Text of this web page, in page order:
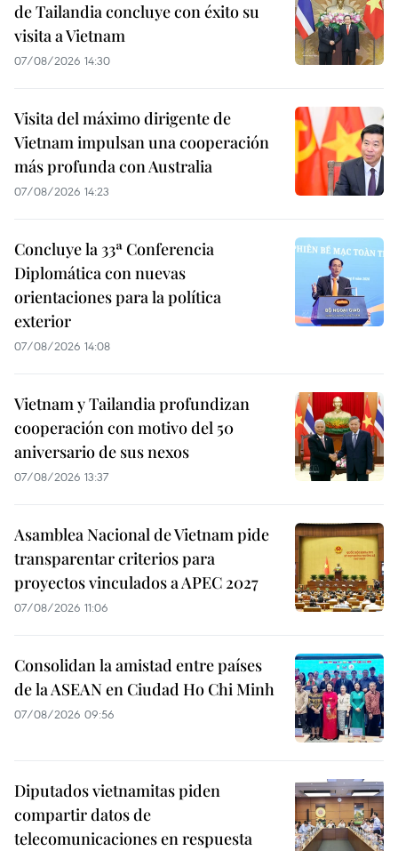
de Tailandia concluye con éxito su
visita a Vietnam
07/08/2026 14:30
Visita del máximo dirigente de
Vietnam impulsan una cooperación
más profunda con Australia
07/08/2026 14:23
Concluye la 33ª Conferencia
Diplomática con nuevas
orientaciones para la política
exterior
07/08/2026 14:08
Vietnam y Tailandia profundizan
cooperación con motivo del 50
aniversario de sus nexos
07/08/2026 13:37
Asamblea Nacional de Vietnam pide
transparentar criterios para
proyectos vinculados a APEC 2027
07/08/2026 11:06
Consolidan la amistad entre países
de la ASEAN en Ciudad Ho Chi Minh
07/08/2026 09:56
Diputados vietnamitas piden
compartir datos de
telecomunicaciones en respuesta